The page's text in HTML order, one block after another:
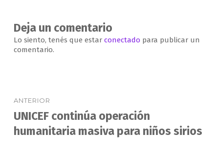
Deja un comentario
Lo siento, tenés que estar conectado para publicar un
comentario.
de
entradas
ANTERIOR
Entrada
anterior:
UNICEF continúa operación
humanitaria masiva para niños sirios